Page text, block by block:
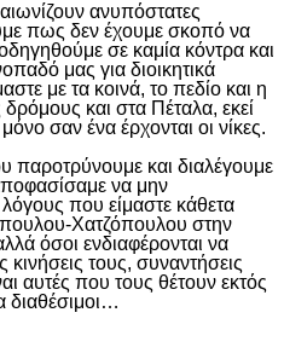
ανυπόστατες
πως δεν έχουμε σκοπό να
σε καμία κόντρα και
μας για διοικητικά
με τα κοινά, το πεδίο και η
και στα Πέταλα, εκεί
σαν ένα έρχονται οι νίκες.
παροτρύνουμε και διαλέγουμε
να μην
που είμαστε κάθετα
Χατζόπουλου στην
όσοι ενδιαφέρονται να
τους, συναντήσεις
αυτές που τους θέτουν εκτός
διαθέσιμοι…